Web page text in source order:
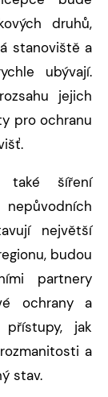
druhů,
stanoviště a
ubývají.
jejich
pro ochranu
také šíření
největší
budou
partnery
ochrany a
jak
a
stav.